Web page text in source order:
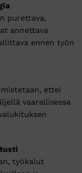
purettava,
annettava
ennen työn
ettei
vaarallisessa
työkalut